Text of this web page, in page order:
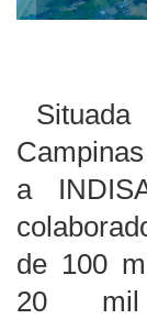
a
de 100
20